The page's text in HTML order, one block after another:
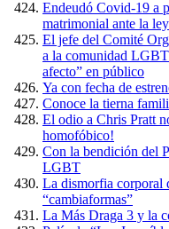
Endeudó Covid-19 a
matrimonial ante la
El jefe del Comité
a la comunidad LGBT
afecto” en público
Ya con fecha de
Conoce la tierna
El odio a Chris Pratt
homofóbico!
Con la bendición del
LGBT
La dismorfia corporal
“cambiaformas”
La Más Draga 3 y la